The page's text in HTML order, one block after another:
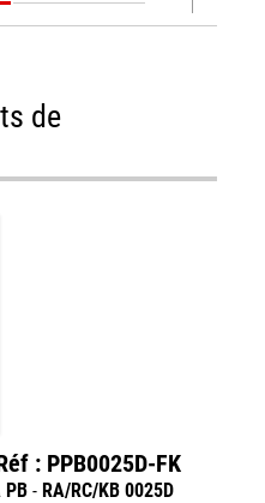
de
: PPB0025D-FK
PB - RA/RC/KB 0025D